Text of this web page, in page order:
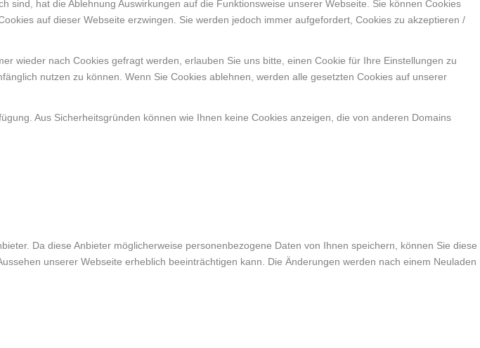
hat die Ablehnung Auswirkungen auf die Funktionsweise unserer Webseite. Sie können Cookies
auf dieser Webseite erzwingen. Sie werden jedoch immer aufgefordert, Cookies zu akzeptieren /
wieder nach Cookies gefragt werden, erlauben Sie uns bitte, einen Cookie für Ihre Einstellungen zu
nutzen zu können. Wenn Sie Cookies ablehnen, werden alle gesetzten Cookies auf unserer
Aus Sicherheitsgründen können wie Ihnen keine Cookies anzeigen, die von anderen Domains
Da diese Anbieter möglicherweise personenbezogene Daten von Ihnen speichern, können Sie diese
unserer Webseite erheblich beeinträchtigen kann. Die Änderungen werden nach einem Neuladen